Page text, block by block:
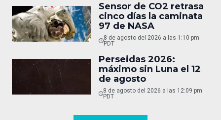
Sensor de CO2 retrasa
cinco días la caminata
97 de NASA
8 de agosto del 2026 a las 1:10 pm
PDT
Perseidas 2026:
máximo sin Luna el 12
de agosto
8 de agosto del 2026 a las 12:09 pm
PDT